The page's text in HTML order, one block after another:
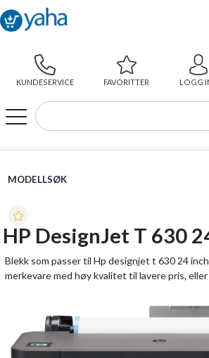
KUNDESERVICE FAVORITTER LOGG
WEBSHOP
MODELLSØK
HP DesignJet T 630
Blekk som passer til Hp designjet t 630 24
merkevare med høy kvalitet til lavere pris,